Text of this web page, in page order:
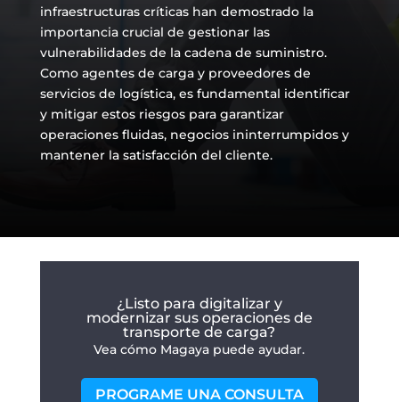
infraestructuras críticas han demostrado la
importancia crucial de gestionar las
vulnerabilidades de la cadena de suministro.
Como agentes de carga y proveedores de
servicios de logística, es fundamental identificar
y mitigar estos riesgos para garantizar
operaciones fluidas, negocios ininterrumpidos y
mantener la satisfacción del cliente.
¿Listo para digitalizar y
modernizar sus operaciones de
transporte de carga?
Vea cómo Magaya puede ayudar.
PROGRAME UNA CONSULTA